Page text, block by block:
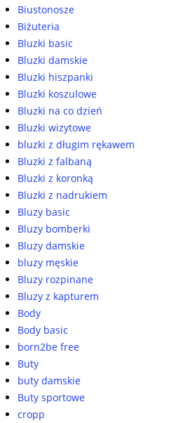
Biustonosze
Biżuteria
Bluzki basic
Bluzki damskie
Bluzki hiszpanki
Bluzki koszulowe
Bluzki na co dzień
Bluzki wizytowe
bluzki z długim rękawem
Bluzki z falbaną
Bluzki z koronką
Bluzki z nadrukiem
Bluzy basic
Bluzy bomberki
Bluzy damskie
bluzy męskie
Bluzy rozpinane
Bluzy z kapturem
Body
Body basic
born2be free
Buty
buty damskie
Buty sportowe
cropp